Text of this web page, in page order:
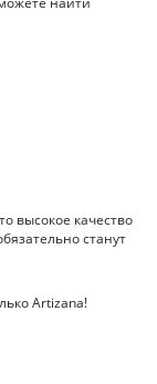
высокое качество
станут
Artizana!